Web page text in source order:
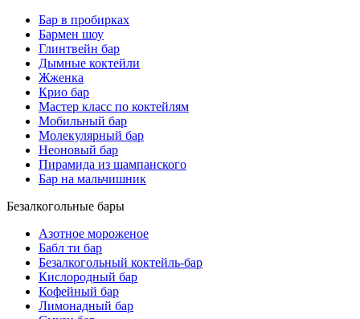
Бар в пробирках
Бармен шоу
Глинтвейн бар
Дымные коктейли
Жженка
Крио бар
Мастер класс по коктейлям
Мобильный бар
Молекулярный бар
Неоновый бар
Пирамида из шампанского
Бар на мальчишник
Безалкогольные бары
Азотное мороженое
Бабл ти бар
Безалкогольный коктейль-бар
Кислородный бар
Кофейный бар
Лимонадный бар